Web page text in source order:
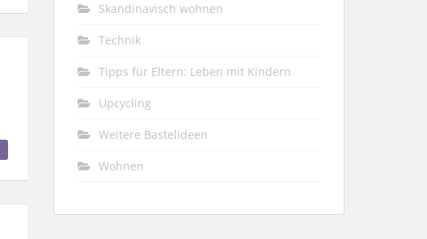
Skandinavisch wohnen
Technik
Tipps für Eltern: Leben mit Kindern
Upcycling
Weitere Bastelideen
Wohnen